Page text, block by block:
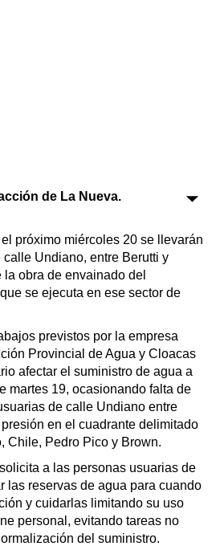
de La Nueva.
próximo miércoles 20 se llevarán
Undiano, entre Berutti y
la obra de envainado del
se ejecuta en ese sector de
previstos por la empresa
Provincial de Agua y Cloacas
afectar el suministro de agua a
martes 19, ocasionando falta de
de calle Undiano entre
en el cuadrante delimitado
Chile, Pedro Pico y Brown.
a las personas usuarias de
las reservas de agua para cuando
y cuidarlas limitando su uso
personal, evitando tareas no
del suministro.